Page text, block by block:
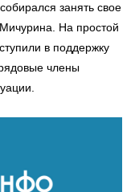
занять свое
На простой
в поддержку
члены